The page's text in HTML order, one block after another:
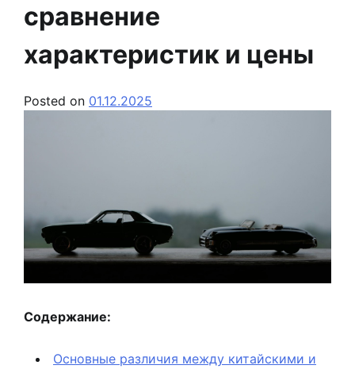
сравнение
характеристик и цены
Posted on 01.12.2025
Содержание:
Основные различия между китайскими и